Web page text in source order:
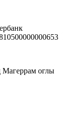
Магеррам оглы